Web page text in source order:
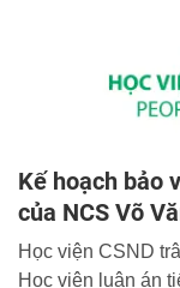
Kế hoạch bảo
của NCS Võ
Học viện CSND
Học viện luận án